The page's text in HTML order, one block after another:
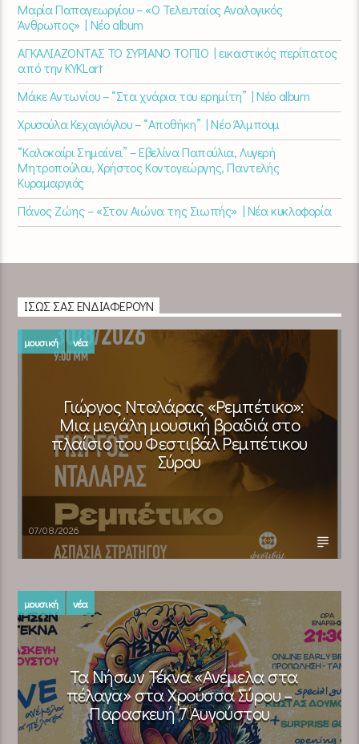
Μαρία Παπαγεωργίου – «Ο Τελευταίος Αναλογικός
Άνθρωπος» | Νέο album
ΑΓΚΑΛΙΑΖΟΝΤΑΣ ΤΟ ΣΥΡΙΑΝΟ ΤΟΠΙΟ | εικαστικός περίπατος
από την KYKLart
Μάκε Αντωνίου – “Στα χνάρια του ερημίτη” | Νέο album
Χρυσούλα Κεχαγιόγλου – “Αποθήκη” | Νέο Άλμπουμ
“Καλοκαίρι Σημαίνει” – Εβελίνα Παπούλια, Λυγερή
Μητροπούλου, Χρήστος Κοντογεώργης, Παντελής
Κυραμαργιός
Πάνος Ζώης – «Στον Αιώνα της Σιωπής» | Νέα κυκλοφορία
ΊΣΩΣ ΣΑΣ ΕΝΔΙΑΦΈΡΟΥΝ
μουσική νέα
Γιώργος Νταλάρας «Ρεμπέτικο»:
Μια μεγάλη μουσική βραδιά στο
πλαίσιο του Φεστιβάλ Ρεμπέτικου
Σύρου
07/08/2026
μουσική νέα
Τα Νήσων Τέκνα «Ανέμελα στα
πέλαγα» στα Χρούσσα Σύρου –
Παρασκευή 7 Αυγούστου